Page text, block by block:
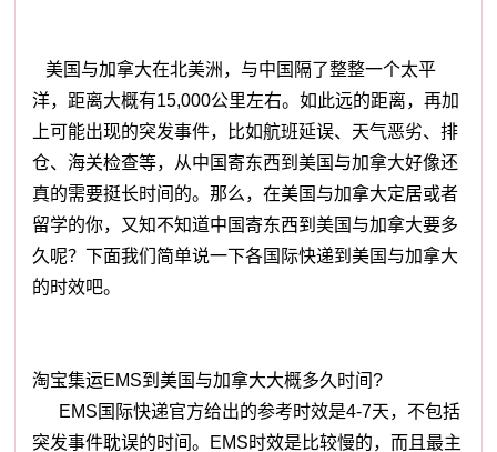
美国与加拿大在北美洲，与中国隔了整整一个太平
洋，距离大概有15,000公里左右。如此远的距离，再加
上可能出现的突发事件，比如航班延误、天气恶劣、排
仓、海关检查等，从中国寄东西到美国与加拿大好像还
真的需要挺长时间的。那么，在美国与加拿大定居或者
留学的你，又知不知道中国寄东西到美国与加拿大要多
久呢？下面我们简单说一下各国际快递到美国与加拿大
的时效吧。
淘宝集运EMS到美国与加拿大大概多久时间?
EMS国际快递官方给出的参考时效是4-7天，不包括
突发事件耽误的时间。EMS时效是比较慢的，而且最主